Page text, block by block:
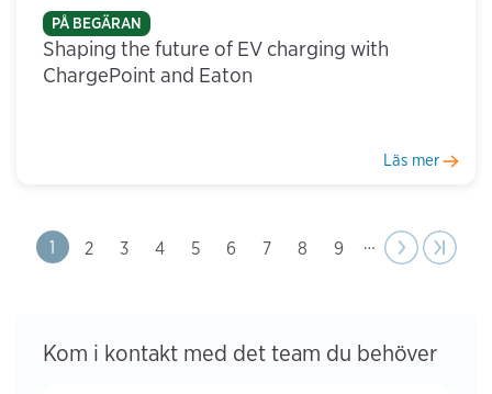
PÅ BEGÄRAN
Shaping the future of EV charging with
ChargePoint and Eaton
Läs mer
Pagination
Page
1 Page
2 Page
3 Page
4 Page
5 Page
6 Page
7 Page
8 Page
9 … Next
page
Next
›
Last
Last »
Kom i kontakt med det team du behöver